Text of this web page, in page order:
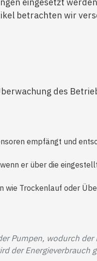
betrachten wir
des
empfängt und
er über die
wie Trockenlauf oder
Pumpen, wodurch der
der Energieverbrauch